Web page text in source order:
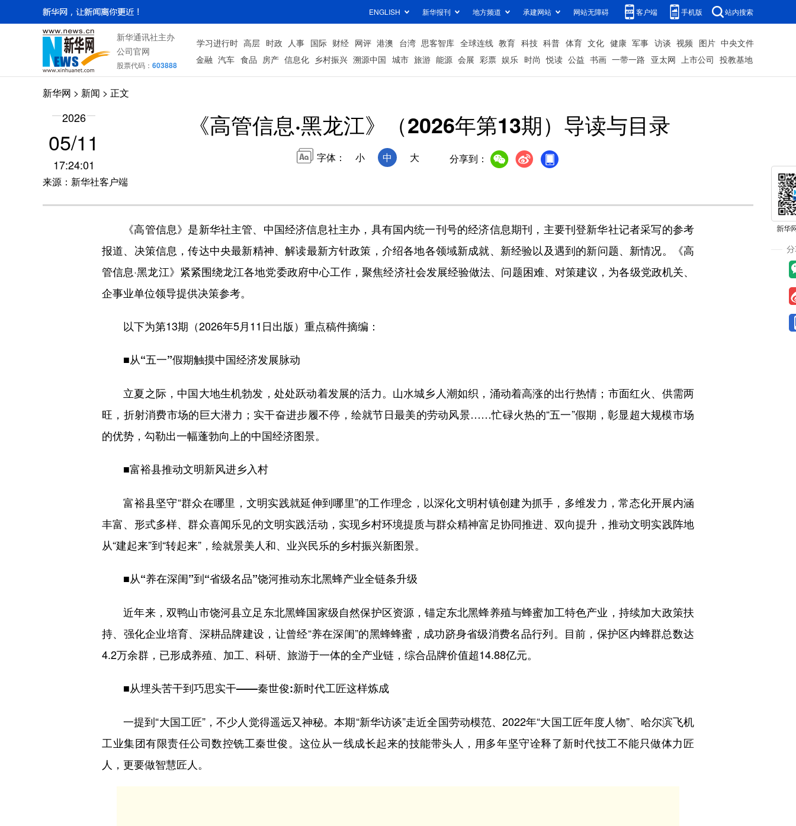
ENGLISH 新华报刊 地方频道 承建网站 网站无障碍 客户端 手机版 站内搜索
新华通讯社主办
公司官网
股票代码： 603888
学习进行时 高层 时政 人事 国际 财经 网评 港澳 台湾 思客智库 全球连线 教育 科技 科普 体育 文化 健康 军事 访谈 视频 图片 中央文件
金融 汽车 食品 房产 信息化 乡村振兴 溯源中国 城市 旅游 能源 会展 彩票 娱乐 时尚 悦读 公益 书画 一带一路 亚太网 上市公司 投教基地
新华网 > 新闻 > 正文
2026
05/11
17:24:01
来源：新华社客户端
《高管信息·黑龙江》（2026年第13期）导读与目录
字体： 小 中 大 分享到：
《高管信息》是新华社主管、中国经济信息社主办，具有国内统一刊号的经济信息期刊，主要刊登新华社记者采写的参考
报道、决策信息，传达中央最新精神、解读最新方针政策，介绍各地各领域新成就、新经验以及遇到的新问题、新情况。《高
管信息·黑龙江》紧紧围绕龙江各地党委政府中心工作，聚焦经济社会发展经验做法、问题困难、对策建议，为各级党政机关、
企事业单位领导提供决策参考。
以下为第13期（2026年5月11日出版）重点稿件摘编：
■从“五一”假期触摸中国经济发展脉动
立夏之际，中国大地生机勃发，处处跃动着发展的活力。山水城乡人潮如织，涌动着高涨的出行热情；市面红火、供需两
旺，折射消费市场的巨大潜力；实干奋进步履不停，绘就节日最美的劳动风景……忙碌火热的“五一”假期，彰显超大规模市场
的优势，勾勒出一幅蓬勃向上的中国经济图景。
■富裕县推动文明新风进乡入村
富裕县坚守“群众在哪里，文明实践就延伸到哪里”的工作理念，以深化文明村镇创建为抓手，多维发力，常态化开展内涵
丰富、形式多样、群众喜闻乐见的文明实践活动，实现乡村环境提质与群众精神富足协同推进、双向提升，推动文明实践阵地
从“建起来”到“转起来”，绘就景美人和、业兴民乐的乡村振兴新图景。
■从“养在深闺”到“省级名品”饶河推动东北黑蜂产业全链条升级
近年来，双鸭山市饶河县立足东北黑蜂国家级自然保护区资源，锚定东北黑蜂养殖与蜂蜜加工特色产业，持续加大政策扶
持、强化企业培育、深耕品牌建设，让曾经“养在深闺”的黑蜂蜂蜜，成功跻身省级消费名品行列。目前，保护区内蜂群总数达
4.2万余群，已形成养殖、加工、科研、旅游于一体的全产业链，综合品牌价值超14.88亿元。
■从埋头苦干到巧思实干——秦世俊:新时代工匠这样炼成
一提到“大国工匠”，不少人觉得遥远又神秘。本期“新华访谈”走近全国劳动模范、2022年“大国工匠年度人物”、哈尔滨飞机
工业集团有限责任公司数控铣工秦世俊。这位从一线成长起来的技能带头人，用多年坚守诠释了新时代技工不能只做体力匠
人，更要做智慧匠人。